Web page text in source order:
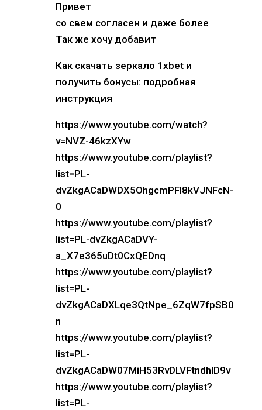
Привет
со свем согласен и даже более
Так же хочу добавит
Как скачать зеркало 1xbet и
получить бонусы: подробная
инструкция
https://www.youtube.com/watch?
v=NVZ-46kzXYw
https://www.youtube.com/playlist?
list=PL-
dvZkgACaDWDX5OhgcmPFl8kVJNFcN-
0
https://www.youtube.com/playlist?
list=PL-dvZkgACaDVY-
a_X7e365uDt0CxQEDnq
https://www.youtube.com/playlist?
list=PL-
dvZkgACaDXLqe3QtNpe_6ZqW7fpSB0
n
https://www.youtube.com/playlist?
list=PL-
dvZkgACaDW07MiH53RvDLVFtndhID9v
https://www.youtube.com/playlist?
list=PL-